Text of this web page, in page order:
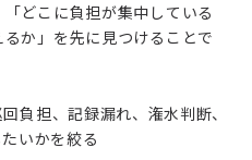
どこに負担が集中している
か」を先に見つけることで
回負担、記録漏れ、潅水判断、
いかを絞る